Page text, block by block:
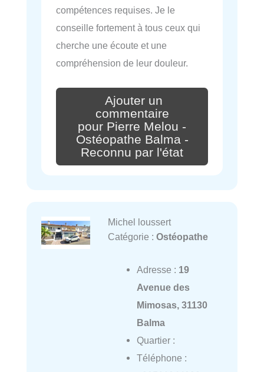
compétences requises. Je le
conseille fortement à tous ceux qui
cherche une écoute et une
compréhension de leur douleur.
Ajouter un
commentaire
pour Pierre Melou -
Ostéopathe Balma -
Reconnu par l'état
Michel loussert
Catégorie : Ostéopathe
Adresse : 19
Avenue des
Mimosas, 31130
Balma
Quartier :
Téléphone :